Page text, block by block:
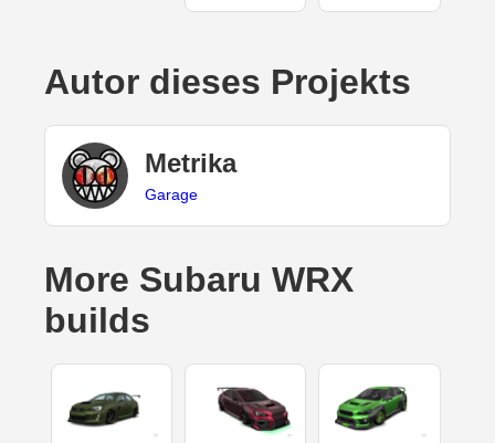
Autor dieses Projekts
Metrika
Garage
More Subaru WRX
builds